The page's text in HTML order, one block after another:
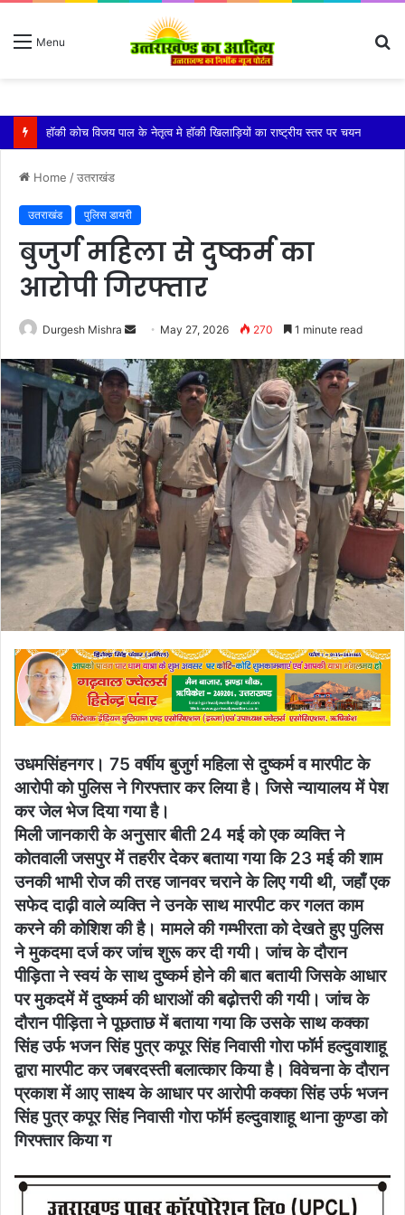
Menu
किशोरी को बेहोश कर झाड़ियों में दुष्कर्म, गंभीर हालत में एम्स में भर्ती
Home /उतराखंड
उतराखंड पुलिस डायरी
बुजुर्ग महिला से दुष्कर्म का
आरोपी गिरफ्तार
Durgesh Mishra
Send
email
May 27, 2026 270 1 minute read
उधमसिंहनगर। 75 वर्षीय बुजुर्ग महिला से दुष्कर्म व मारपीट के
आरोपी को पुलिस ने गिरफ्तार कर लिया है। जिसे न्यायालय में पेश
कर जेल भेज दिया गया है।
मिली जानकारी के अनुसार बीती 24 मई को एक व्यक्ति ने
कोतवाली जसपुर में तहरीर देकर बताया गया कि 23 मई की शाम
उनकी भाभी रोज की तरह जानवर चराने के लिए गयी थी, जहाँ एक
सफेद दाढ़ी वाले व्यक्ति ने उनके साथ मारपीट कर गलत काम
करने की कोशिश की है। मामले की गम्भीरता को देखते हुए पुलिस
ने मुकदमा दर्ज कर जांच शुरू कर दी गयी। जांच के दौरान
पीड़िता ने स्वयं के साथ दुष्कर्म होने की बात बतायी जिसके आधार
पर मुकदमें में दुष्कर्म की धाराओं की बढ़ोत्तरी की गयी। जांच के
दौरान पीड़िता ने पूछताछ में बताया गया कि उसके साथ कक्का
सिंह उर्फ भजन सिंह पुत्र कपूर सिंह निवासी गोरा फॉर्म हल्दुवाशाहू
द्वारा मारपीट कर जबरदस्ती बलात्कार किया है। विवेचना के दौरान
प्रकाश में आए साक्ष्य के आधार पर आरोपी कक्का सिंह उर्फ भजन
सिंह पुत्र कपूर सिंह निवासी गोरा फॉर्म हल्दुवाशाहू थाना कुण्डा को
गिरफ्तार किया ग